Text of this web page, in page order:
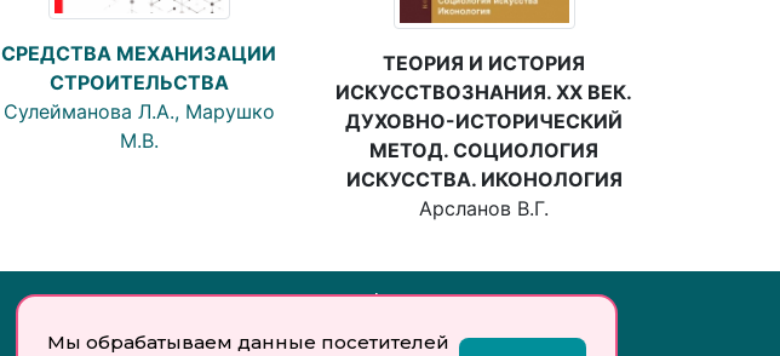
Мы обрабатываем данные посетителей
СРЕДСТВА МЕХАНИЗАЦИИ
СТРОИТЕЛЬСТВА
Сулейманова Л.А., Марушко
М.В.
ТЕОРИЯ И ИСТОРИЯ
ИСКУССТВОЗНАНИЯ. XX ВЕК.
ДУХОВНО-ИСТОРИЧЕСКИЙ
МЕТОД. СОЦИОЛОГИЯ
ИСКУССТВА. ИКОНОЛОГИЯ
Арсланов В.Г.
Документы:
Отзыв согласия на обработку
Инфо:
Учредитель: Общество с